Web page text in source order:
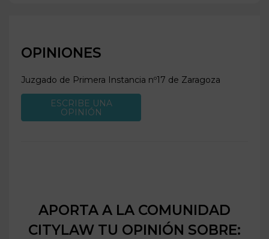
OPINIONES
Juzgado de Primera Instancia nº17 de Zaragoza
ESCRIBE UNA
OPINIÓN
APORTA A LA COMUNIDAD
CITYLAW TU OPINIÓN SOBRE: